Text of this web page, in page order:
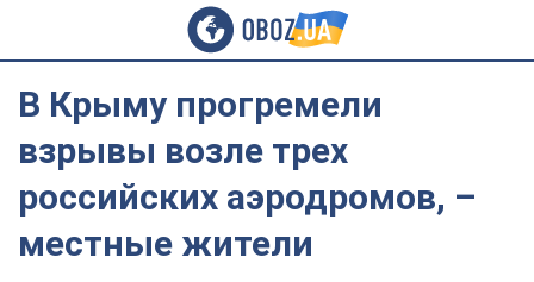
В Крыму прогремели
взрывы возле трех
российских аэродромов, –
местные жители